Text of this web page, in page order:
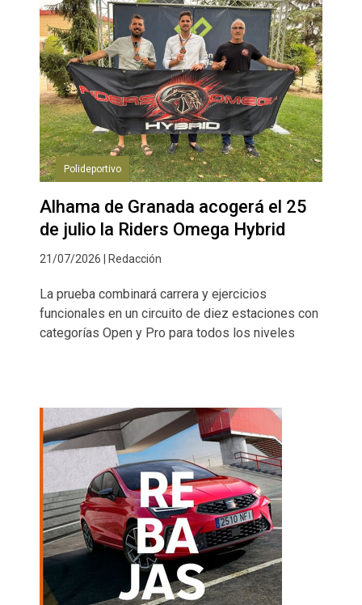
Polideportivo
Alhama de Granada acogerá el 25
de julio la Riders Omega Hybrid
21/07/2026 | Redacción
La prueba combinará carrera y ejercicios
funcionales en un circuito de diez estaciones con
categorías Open y Pro para todos los niveles